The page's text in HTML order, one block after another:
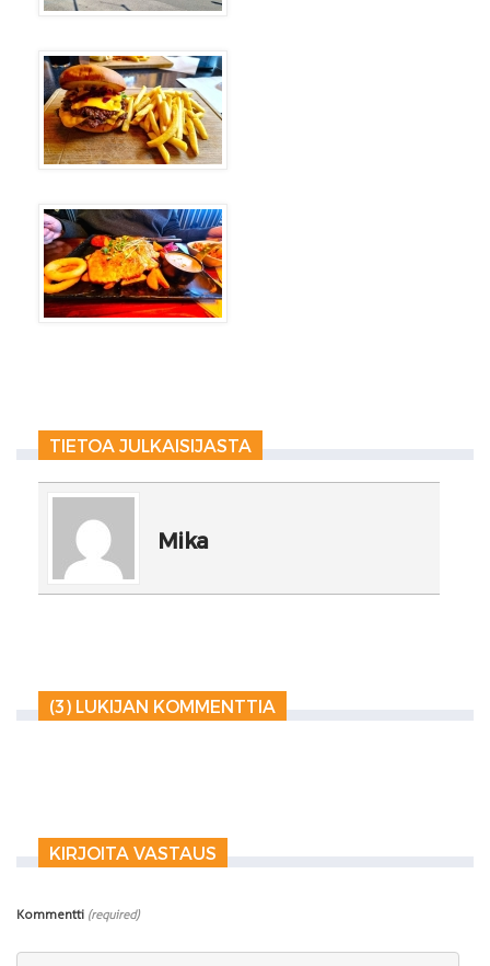
TIETOA JULKAISIJASTA
Mika
(3) LUKIJAN KOMMENTTIA
KIRJOITA VASTAUS
Kommentti (required)